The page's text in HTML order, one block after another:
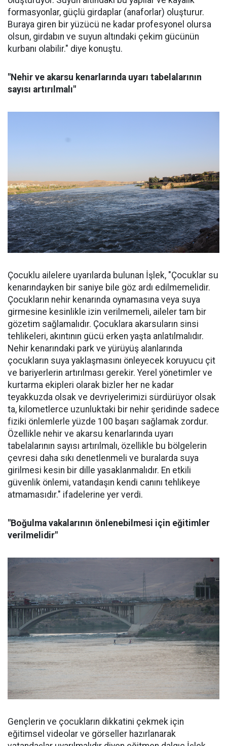
formasyonlar, güçlü girdaplar (anaforlar) oluşturur.
Buraya giren bir yüzücü ne kadar profesyonel olursa
olsun, girdabın ve suyun altındaki çekim gücünün
kurbanı olabilir." diye konuştu.
"Nehir ve akarsu kenarlarında uyarı tabelalarının
sayısı artırılmalı"
Çocuklu ailelere uyarılarda bulunan İşlek, "Çocuklar su
kenarındayken bir saniye bile göz ardı edilmemelidir.
Çocukların nehir kenarında oynamasına veya suya
girmesine kesinlikle izin verilmemeli, aileler tam bir
gözetim sağlamalıdır. Çocuklara akarsuların sinsi
tehlikeleri, akıntının gücü erken yaşta anlatılmalıdır.
Nehir kenarındaki park ve yürüyüş alanlarında
çocukların suya yaklaşmasını önleyecek koruyucu çit
ve bariyerlerin artırılması gerekir. Yerel yönetimler ve
kurtarma ekipleri olarak bizler her ne kadar
teyakkuzda olsak ve devriyelerimizi sürdürüyor olsak
ta, kilometlerce uzunluktaki bir nehir şeridinde sadece
fiziki önlemlerle yüzde 100 başarı sağlamak zordur.
Özellikle nehir ve akarsu kenarlarında uyarı
tabelalarının sayısı artırılmalı, özellikle bu bölgelerin
çevresi daha sıkı denetlenmeli ve buralarda suya
girilmesi kesin bir dille yasaklanmalıdır. En etkili
güvenlik önlemi, vatandaşın kendi canını tehlikeye
atmamasıdır." ifadelerine yer verdi.
"Boğulma vakalarının önlenebilmesi için eğitimler
verilmelidir"
Gençlerin ve çocukların dikkatini çekmek için
eğitimsel videolar ve görseller hazırlanarak